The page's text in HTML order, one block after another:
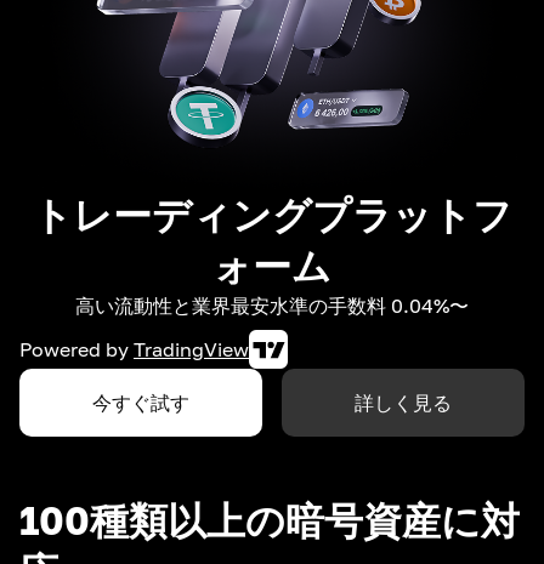
トレーディングプラットフ
ォーム
高い流動性と業界最安水準の手数料 0.04%〜
Powered by TradingView
今すぐ試す 詳しく見る
100種類以上の暗号資産に対